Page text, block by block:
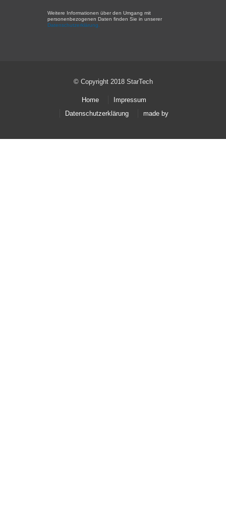
Weitere Informationen über den Umgang mit
personenbezogenen Daten finden Sie in unserer
Datenschutzerklärung.
© Copyright 2018 StarTech
Home
Impressum
Datenschutzerklärung
made by